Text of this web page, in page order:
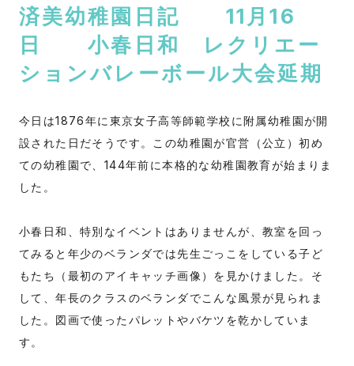
済美幼稚園日記 11月16
日 小春日和 レクリエー
ションバレーボール大会延期
今日は1876年に東京女子高等師範学校に附属幼稚園が開
設された日だそうです。この幼稚園が官営（公立）初め
ての幼稚園で、144年前に本格的な幼稚園教育が始まりま
した。
小春日和、特別なイベントはありませんが、教室を回っ
てみると年少のベランダでは先生ごっこをしている子ど
もたち（最初のアイキャッチ画像）を見かけました。そ
して、年長のクラスのベランダでこんな風景が見られま
した。図画で使ったパレットやバケツを乾かしていま
す。